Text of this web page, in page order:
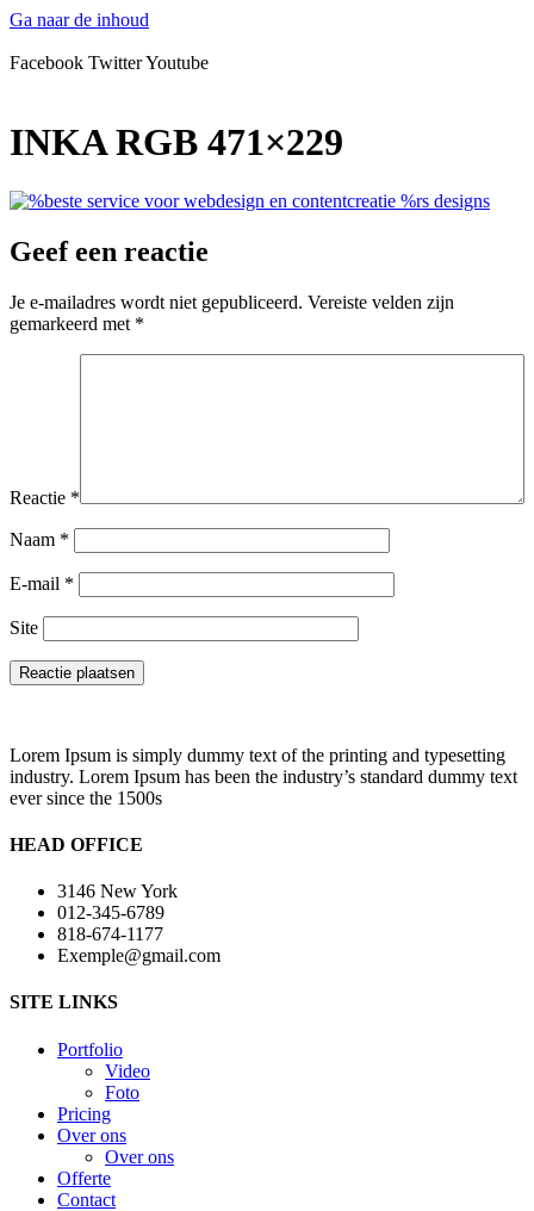
Ga naar de inhoud
Facebook TwitterYoutube
INKA RGB 471×229
Geef een reactie
Je e-mailadres wordt niet gepubliceerd. Vereiste velden zijn
gemarkeerd met *
Reactie *
Naam *
E-mail *
Site
Lorem Ipsum is simply dummy text of the printing and typesetting
industry. Lorem Ipsum has been the industry’s standard dummy text
ever since the 1500s
HEAD OFFICE
3146 New York
012-345-6789
818-674-1177
Exemple@gmail.com
SITE LINKS
Portfolio
Video
Foto
Pricing
Over ons
Over ons
Offerte
Contact